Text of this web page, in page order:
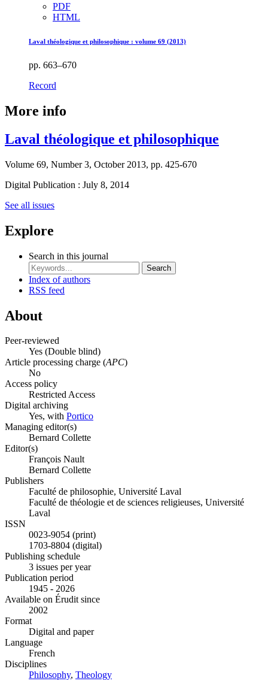
PDF
HTML
Laval théologique et philosophique : volume 69 (2013)
pp. 663–670
Record
More info
Laval théologique et philosophique
Volume 69, Number 3, October 2013, pp. 425-670
Digital Publication : July 8, 2014
See all issues
Explore
Search in this journal
Search
Index of authors
RSS feed
About
Peer-reviewed
Yes (Double blind)
Article processing charge (APC)
No
Access policy
Restricted Access
Digital archiving
Yes, with Portico
Managing editor(s)
Bernard Collette
Editor(s)
François Nault
Bernard Collette
Publishers
Faculté de philosophie, Université Laval
Faculté de théologie et de sciences religieuses, Université
Laval
ISSN
0023-9054 (print)
1703-8804 (digital)
Publishing schedule
3 issues per year
Publication period
1945 - 2026
Available on Érudit since
2002
Format
Digital and paper
Language
French
Disciplines
Philosophy, Theology